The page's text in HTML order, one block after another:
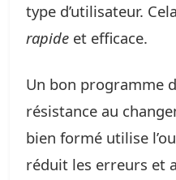
type d’utilisateur.
rapide et efficace.
Un bon programme
résistance au
bien formé utilise
réduit les erreurs et